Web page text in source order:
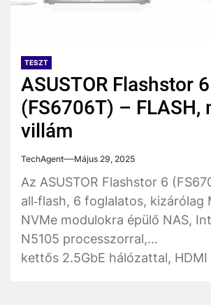
TESZT
ASUSTOR Flashstor 6
(FS6706T) – FLASH,
villám
TechAgent Május 29, 2025
Az ASUSTOR Flashstor 6
all‑flash, 6 foglalatos, kizárólag
NVMe modulokra épülő NAS,
N5105 processzorral,
kettős 2.5GbE hálózattal, HDMI